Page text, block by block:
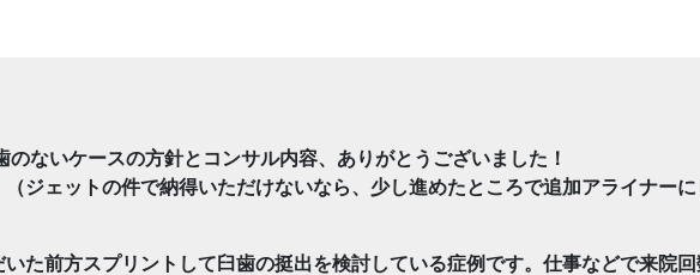
のないケースの方針とコンサル内容、ありがとうございました！
（ジェットの件で納得いただけないなら、少し進めたところで追加アライナー
いた前方スプリントして臼歯の挺出を検討している症例です。仕事などで来院